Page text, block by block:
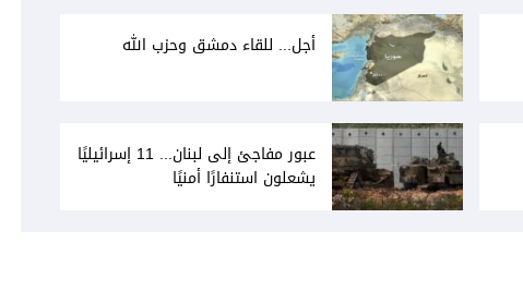
أجل... للقاء دمشق وحزب الله
عبور مفاجئ إلى لبنان... 11 إسرائيليًا
يشعلون استنفارًا أمنيًا